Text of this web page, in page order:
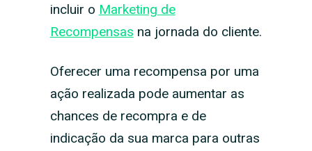
incluir o Marketing de
Recompensas na jornada do cliente.
Oferecer uma recompensa por uma
ação realizada pode aumentar as
chances de recompra e de
indicação da sua marca para outras